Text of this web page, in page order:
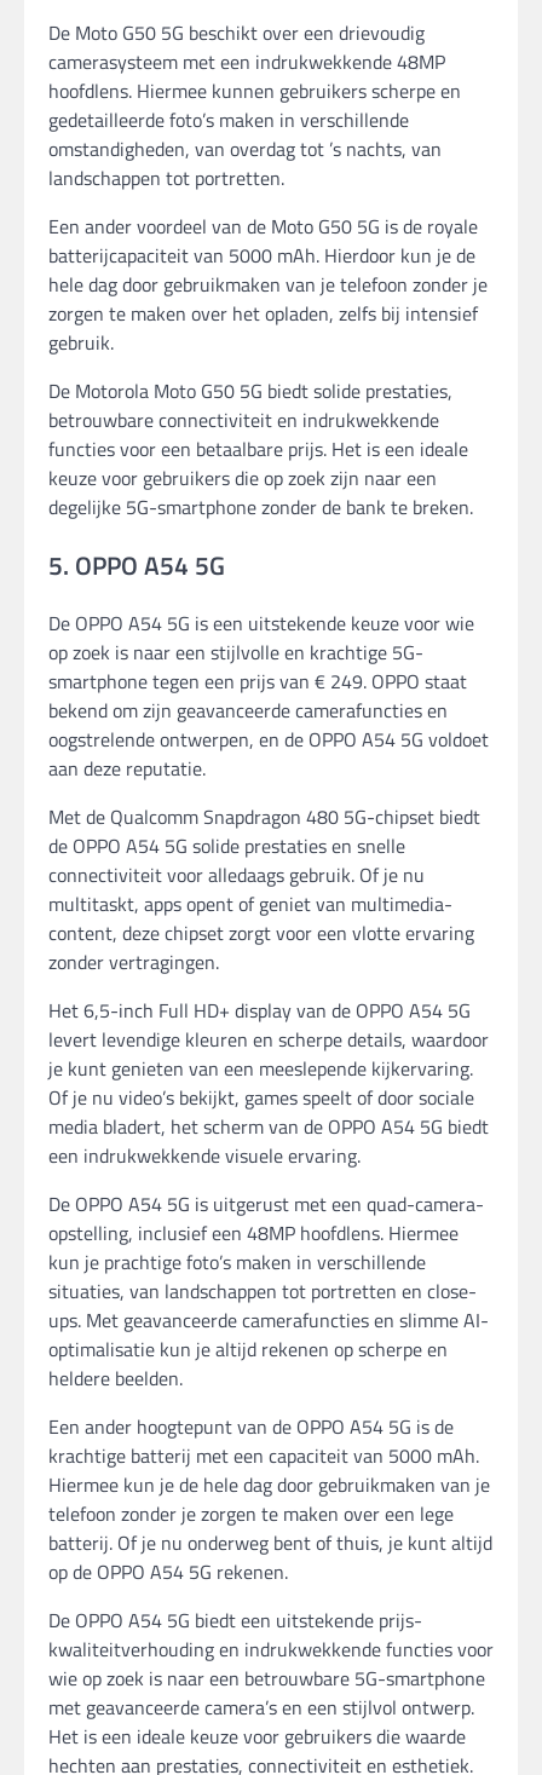
De Moto G50 5G beschikt over een drievoudig
camerasysteem met een indrukwekkende 48MP
hoofdlens. Hiermee kunnen gebruikers scherpe en
gedetailleerde foto’s maken in verschillende
omstandigheden, van overdag tot ’s nachts, van
landschappen tot portretten.
Een ander voordeel van de Moto G50 5G is de royale
batterijcapaciteit van 5000 mAh. Hierdoor kun je de
hele dag door gebruikmaken van je telefoon zonder je
zorgen te maken over het opladen, zelfs bij intensief
gebruik.
De Motorola Moto G50 5G biedt solide prestaties,
betrouwbare connectiviteit en indrukwekkende
functies voor een betaalbare prijs. Het is een ideale
keuze voor gebruikers die op zoek zijn naar een
degelijke 5G-smartphone zonder de bank te breken.
5. OPPO A54 5G
De OPPO A54 5G is een uitstekende keuze voor wie
op zoek is naar een stijlvolle en krachtige 5G-
smartphone tegen een prijs van € 249. OPPO staat
bekend om zijn geavanceerde camerafuncties en
oogstrelende ontwerpen, en de OPPO A54 5G voldoet
aan deze reputatie.
Met de Qualcomm Snapdragon 480 5G-chipset biedt
de OPPO A54 5G solide prestaties en snelle
connectiviteit voor alledaags gebruik. Of je nu
multitaskt, apps opent of geniet van multimedia-
content, deze chipset zorgt voor een vlotte ervaring
zonder vertragingen.
Het 6,5-inch Full HD+ display van de OPPO A54 5G
levert levendige kleuren en scherpe details, waardoor
je kunt genieten van een meeslepende kijkervaring.
Of je nu video’s bekijkt, games speelt of door sociale
media bladert, het scherm van de OPPO A54 5G biedt
een indrukwekkende visuele ervaring.
De OPPO A54 5G is uitgerust met een quad-camera-
opstelling, inclusief een 48MP hoofdlens. Hiermee
kun je prachtige foto’s maken in verschillende
situaties, van landschappen tot portretten en close-
ups. Met geavanceerde camerafuncties en slimme AI-
optimalisatie kun je altijd rekenen op scherpe en
heldere beelden.
Een ander hoogtepunt van de OPPO A54 5G is de
krachtige batterij met een capaciteit van 5000 mAh.
Hiermee kun je de hele dag door gebruikmaken van je
telefoon zonder je zorgen te maken over een lege
batterij. Of je nu onderweg bent of thuis, je kunt altijd
op de OPPO A54 5G rekenen.
De OPPO A54 5G biedt een uitstekende prijs-
kwaliteitverhouding en indrukwekkende functies voor
wie op zoek is naar een betrouwbare 5G-smartphone
met geavanceerde camera’s en een stijlvol ontwerp.
Het is een ideale keuze voor gebruikers die waarde
hechten aan prestaties, connectiviteit en esthetiek.